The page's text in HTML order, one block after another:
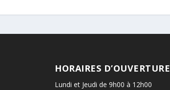
HORAIRES D’OUVERTURE
Lundi et Jeudi de 9h00 à 12h00